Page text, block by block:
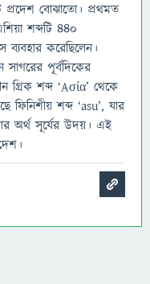
প্রদেশ বোঝাতো। প্রথমত
শব্দটি ৪৪০
ব্যবহার করেছিলেন।
পূর্বদিকের
গ্রিক শব্দ ‘Aσία’ থেকে
শব্দ ‘asu’, যার
অর্থ সূর্যের উদয়। এই